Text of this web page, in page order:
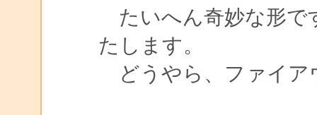
たいへん奇妙な形で
たします。
どうやら、ファイア